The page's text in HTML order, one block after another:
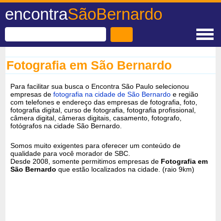
encontraSãoBernardo
Fotografia em São Bernardo
Para facilitar sua busca o Encontra São Paulo selecionou
empresas defotografia na cidade de São Bernardo e região
com telefones e endereço das empresas de fotografia, foto,
fotografia digital, curso de fotografia, fotografia profissional,
câmera digital, câmeras digitais, casamento, fotografo,
fotógrafos na cidade São Bernardo.
Somos muito exigentes para oferecer um conteúdo de
qualidade para você morador de SBC.
Desde 2008, somente permitimos empresas de Fotografia em
São Bernardo que estão localizados na cidade. (raio 9km)